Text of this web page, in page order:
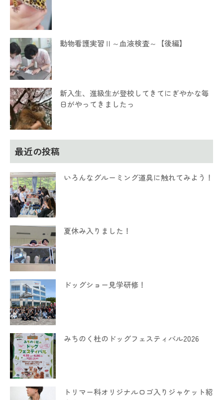
動物看護実習Ⅱ～血液検査～【後編】
新入生、進級生が登校してきてにぎやかな毎
日がやってきましたっ
最近の投稿
いろんなグルーミング道具に触れてみよう！
夏休み入りました！
ドッグショー見学研修！
みちのく杜のドッグフェスティバル2026
トリマー科オリジナルロゴ入りジャケット紹